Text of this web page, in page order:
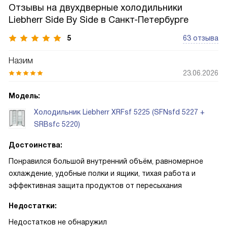
Отзывы на двухдверные холодильники
Liebherr Side By Side в Санкт-Петербурге
5 63 отзыва
Назим
23.06.2026
Модель:
Холодильник Liebherr XRFsf 5225 (SFNsfd 5227 +
SRBsfc 5220)
Достоинства:
Понравился большой внутренний объём, равномерное
охлаждение, удобные полки и ящики, тихая работа и
эффективная защита продуктов от пересыхания
Недостатки:
Недостатков не обнаружил